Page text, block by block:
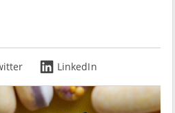
LinkedIn